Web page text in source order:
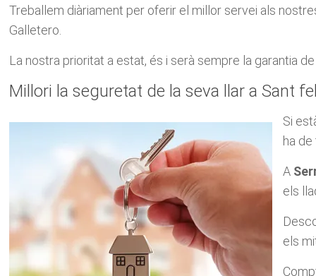
Treballem diàriament per oferir el millor servei als
Galletero.
La nostra prioritat a estat, és i serà sempre la garantia
Millori la seguretat de la seva llar a Sant
Si
ha de
A
els
els